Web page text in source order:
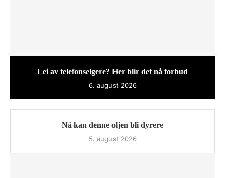
Lei av telefonselgere? Her blir det nå forbud
6. august 2026
Nå kan denne oljen bli dyrere
5. august 2026